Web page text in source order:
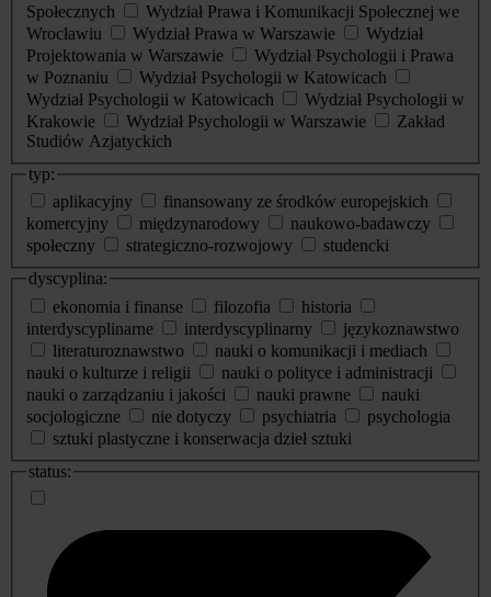
Społecznych
Wydział Prawa i Komunikacji Społecznej we
Wrocławiu
Wydział Prawa w Warszawie
Wydział
Projektowania w Warszawie
Wydział Psychologii i Prawa
w Poznaniu
Wydział Psychologii w Katowicach
Wydział Psychologii w Katowicach
Wydział Psychologii w
Krakowie
Wydział Psychologii w Warszawie
Zakład
Studiów Azjatyckich
typ:
aplikacyjny
finansowany ze środków europejskich
komercyjny
międzynarodowy
naukowo-badawczy
społeczny
strategiczno-rozwojowy
studencki
dyscyplina:
ekonomia i finanse
filozofia
historia
interdyscyplinarne
interdyscyplinarny
językoznawstwo
literaturoznawstwo
nauki o komunikacji i mediach
nauki o kulturze i religii
nauki o polityce i administracji
nauki o zarządzaniu i jakości
nauki prawne
nauki
socjologiczne
nie dotyczy psychiatria
psychologia
sztuki plastyczne i konserwacja dzieł sztuki
status: